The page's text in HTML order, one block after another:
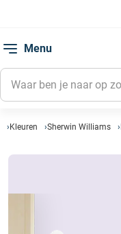
Menu
Kleuren Sherwin Williams